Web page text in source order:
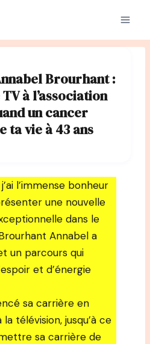
Brourhant :
à l’association
un cancer
ta vie à 43 ans
l’immense bonheur
une nouvelle
dans le
Annabel a
un parcours qui
et d’énergie
sa carrière en
télévision, jusqu’à ce
sa carrière de